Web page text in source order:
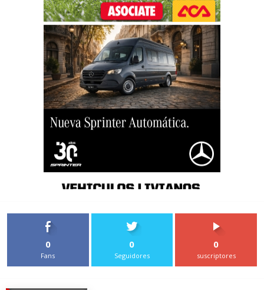
0
Fans
0
Seguidores
0
suscriptores